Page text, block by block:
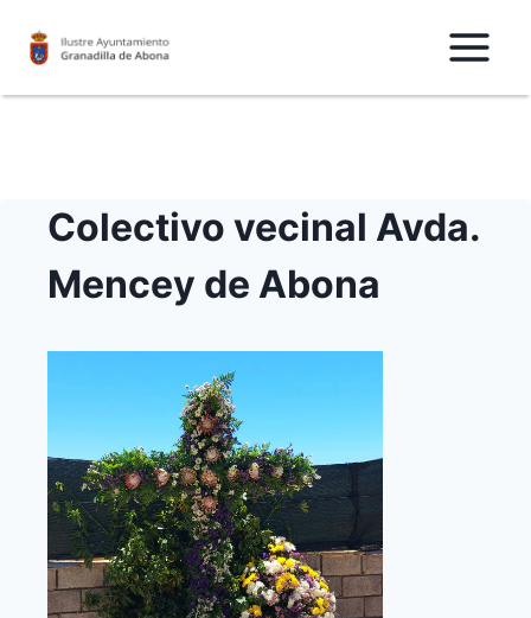
Colectivo vecinal Avda.
Mencey de Abona